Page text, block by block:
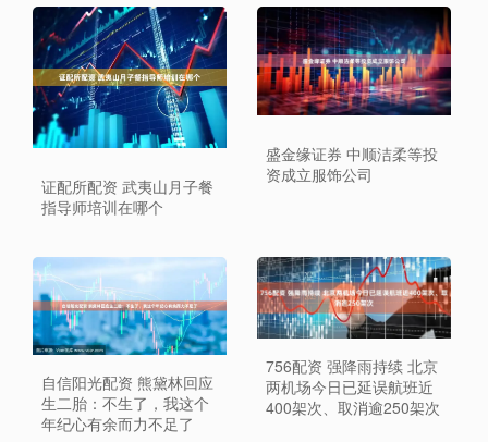
证配所配资 武夷山月子餐
指导师培训在哪个
盛金缘证券 中顺洁柔等投
资成立服饰公司
自信阳光配资 熊黛林回应
生二胎：不生了，我这个
年纪心有余而力不足了
756配资 强降雨持续 北京
两机场今日已延误航班近
400架次、取消逾250架次